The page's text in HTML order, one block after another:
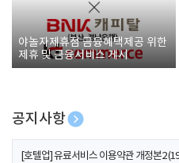
야놀자제휴점 금융혜택제공 위한
제휴 및 금융서비스 게시
공지사항
[호텔업] 개인정보 처리방침 개정본1
[호텔업] 유료서비스 이용약관 개정본2